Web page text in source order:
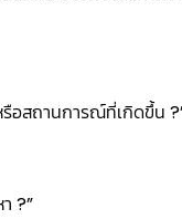
รือสถานการณ์ที่เกิดขึ้น
?”